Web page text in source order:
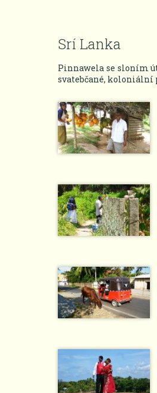
Srí Lanka
Pinnawela se sloním
svatebčané, koloniální